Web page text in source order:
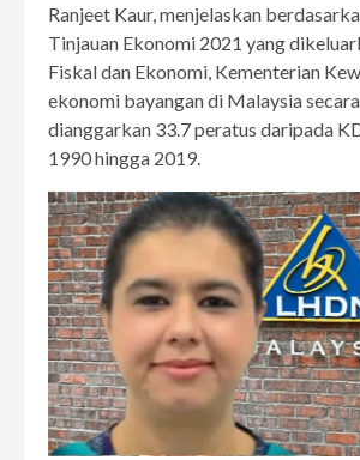
Ranjeet Kaur, menjelaskan
Tinjauan Ekonomi 2021 yang
Fiskal dan Ekonomi, Kementerian
ekonomi bayangan di Malaysia
dianggarkan 33.7 peratus daripada
1990 hingga 2019.